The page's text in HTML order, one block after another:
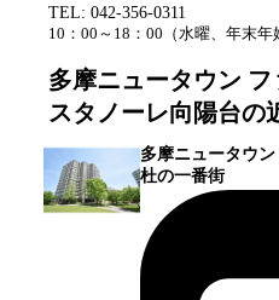
TEL: 042-356-0311
10：00～18：00 （水曜、年末年
多摩ニュータウン
スタノーレ向陽台の
多摩ニュータウ
杜の一番街